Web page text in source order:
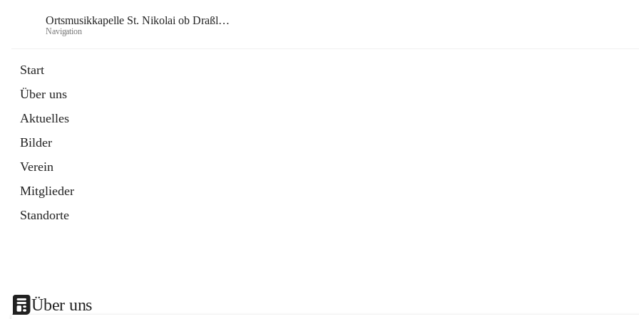
Ortsmusikkapelle St. Nikolai ob Draßling
Navigation
Start
Über uns
Aktuelles
Bilder
Verein
Mitglieder
Standorte
Über uns